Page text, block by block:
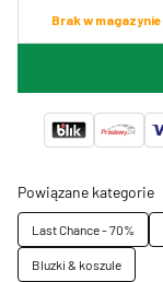
Brak w magazynie
Powiązane kategorie
Last Chance - 70%
Bluzki & koszule